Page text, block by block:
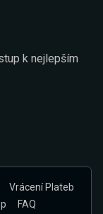
k nejlepším
Vrácení Plateb
FAQ